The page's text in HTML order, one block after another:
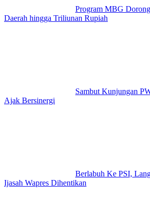
Program MBG
Daerah hingga Triliunan Rupiah
Sambut Kunjungan
Ajak Bersinergi
Berlabuh Ke PSI,
Ijasah Wapres Dihentikan